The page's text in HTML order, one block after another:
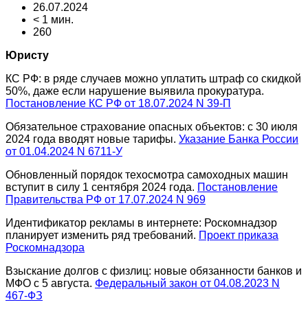
26.07.2024
< 1 мин.
260
Юристу
КС РФ: в ряде случаев можно уплатить штраф со скидкой
50%, даже если нарушение выявила прокуратура.
Постановление КС РФ от 18.07.2024 N 39-П
Обязательное страхование опасных объектов: с 30 июля
2024 года вводят новые тарифы. Указание Банка России
от 01.04.2024 N 6711-У
Обновленный порядок техосмотра самоходных машин
вступит в силу 1 сентября 2024 года. Постановление
Правительства РФ от 17.07.2024 N 969
Идентификатор рекламы в интернете: Роскомнадзор
планирует изменить ряд требований. Проект приказа
Роскомнадзора
Взыскание долгов с физлиц: новые обязанности банков и
МФО с 5 августа. Федеральный закон от 04.08.2023 N
467-ФЗ